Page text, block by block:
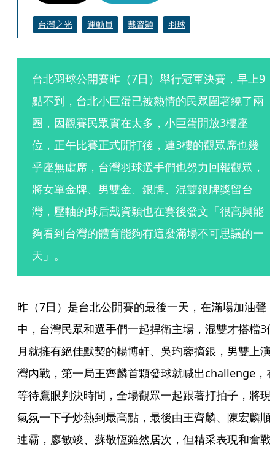
台灣之光 運動員 戴資穎 羽球
台北羽球公開賽昨（7日）舉行冠軍決賽，早上9
點不到，台北小巨蛋已被熱情的民眾圍著繞了兩
圈，因觀賽民眾實在太多，小巨蛋開放3樓座
位，正午比賽正式開打後，連3樓的觀眾席也幾
乎座無虛席，台灣羽球選手們也努力回報觀眾，
將女單金牌、男雙金、銀牌、混雙銀牌獎留台
灣，壓軸的球后戴資穎也在賽後發文「很高興能
夠看到台灣的體育能夠有這麼滿場不可思議的一
天」。
昨（7日）是台北公開賽的最後一天，在滿場加油聲
中，台灣民眾和選手們一起捍衛主場，混雙才搭檔3
月就擁有絕佳默契的楊博軒、吳玓蓉摘銀，男雙上演
灣內戰，第一局王齊麟首顆發球就喊出challenge，
等待鷹眼判決時間，全場觀眾一起跟著打拍子，將現
氣氛一下子炒熱到最高點，最後由王齊麟、陳宏麟順
連霸，廖敏竣、蘇敬恆雖然居次，但精采表現和奮戰